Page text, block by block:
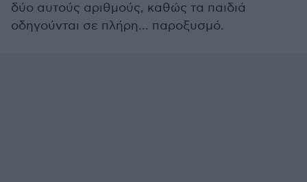
δύο αυτούς αριθμούς, καθώς τα παιδιά
οδηγούνται σε πλήρη... παροξυσμό.